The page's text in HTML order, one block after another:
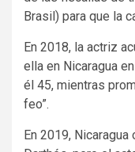
Brasil) para que la
En 2018, la actriz
ella en Nicaragua
él 45, mientras
feo”.
En 2019,